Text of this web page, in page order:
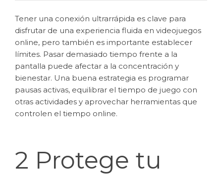
Tener una conexión ultrarrápida es clave para
disfrutar de una experiencia fluida en videojuegos
online, pero también es importante establecer
límites. Pasar demasiado tiempo frente a la
pantalla puede afectar a la concentración y
bienestar. Una buena estrategia es programar
pausas activas, equilibrar el tiempo de juego con
otras actividades y aprovechar herramientas que
controlen el tiempo online.
2 Protege tu